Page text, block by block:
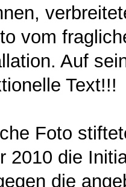
vom
Auf
Text!!!
Foto
2010 die
die